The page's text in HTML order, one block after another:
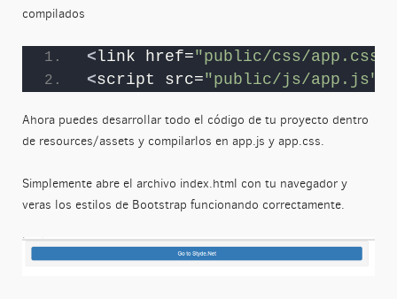
compilados
<link href="public/css/app.css"
<script src="public/js/app.js"
Ahora puedes desarrollar todo el código de tu proyecto dentro
de resources/assets y compilarlos en app.js y app.css.
Simplemente abre el archivo index.html con tu navegador y
veras los estilos de Bootstrap funcionando correctamente.